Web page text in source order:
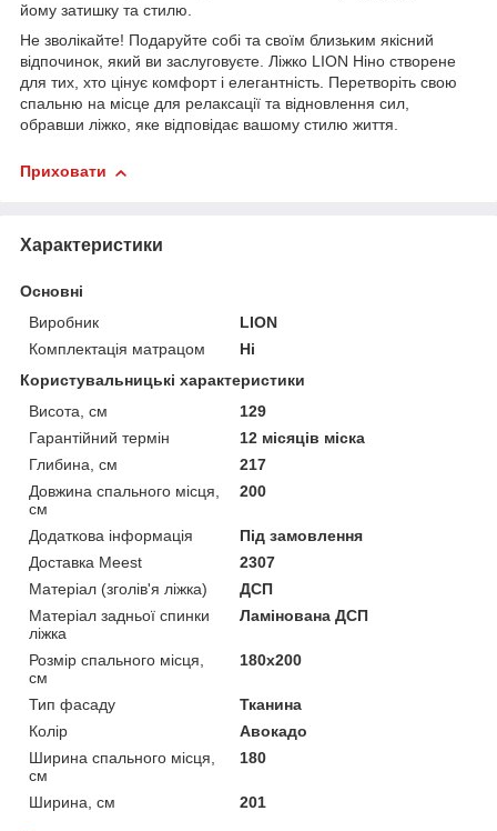
йому затишку та стилю.
Не зволікайте! Подаруйте собі та своїм близьким якісний
відпочинок, який ви заслуговуєте. Ліжко LION Ніно створене
для тих, хто цінує комфорт і елегантність. Перетворіть свою
спальню на місце для релаксації та відновлення сил,
обравши ліжко, яке відповідає вашому стилю життя.
Приховати
Характеристики
Основні
Виробник
LION
Комплектація матрацом
Ні
Користувальницькі характеристики
Висота, см
129
Гарантійний термін
12 місяців міска
Глибина, см
217
Довжина спального місця,
см
200
Додаткова інформація
Під замовлення
Доставка Meest
2307
Матеріал (зголів'я ліжка)
ДСП
Матеріал задньої спинки
ліжка
Ламінована ДСП
Розмір спального місця,
см
180x200
Тип фасаду
Тканина
Колір
Авокадо
Ширина спального місця,
см
180
Ширина, см 201